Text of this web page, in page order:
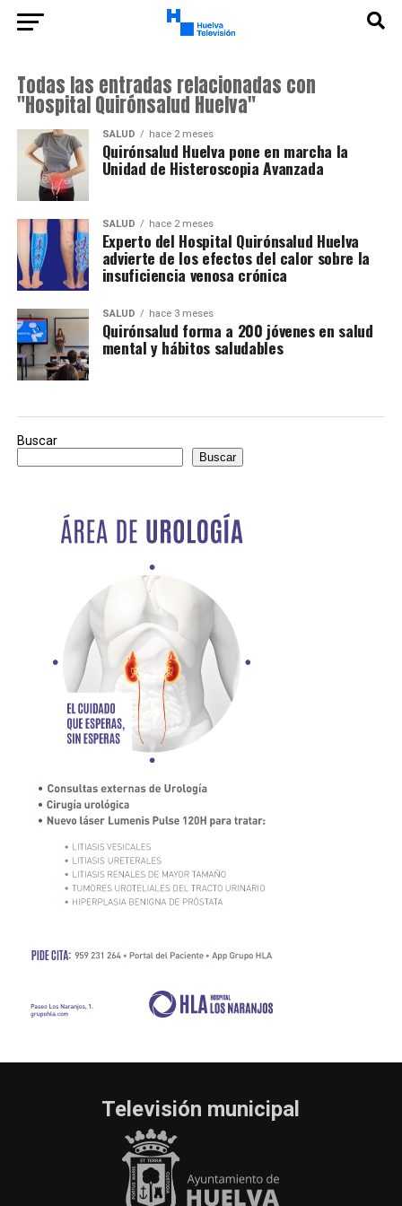
Todas las entradas relacionadas con
"Hospital Quirónsalud Huelva"
SALUD hace 2 meses
Quirónsalud Huelva pone en marcha la
Unidad de Histeroscopia Avanzada
SALUD hace 2 meses
Experto del Hospital Quirónsalud Huelva
advierte de los efectos del calor sobre la
insuficiencia venosa crónica
SALUD hace 3 meses
Quirónsalud forma a 200 jóvenes en salud
mental y hábitos saludables
Buscar
Buscar
Televisión municipal